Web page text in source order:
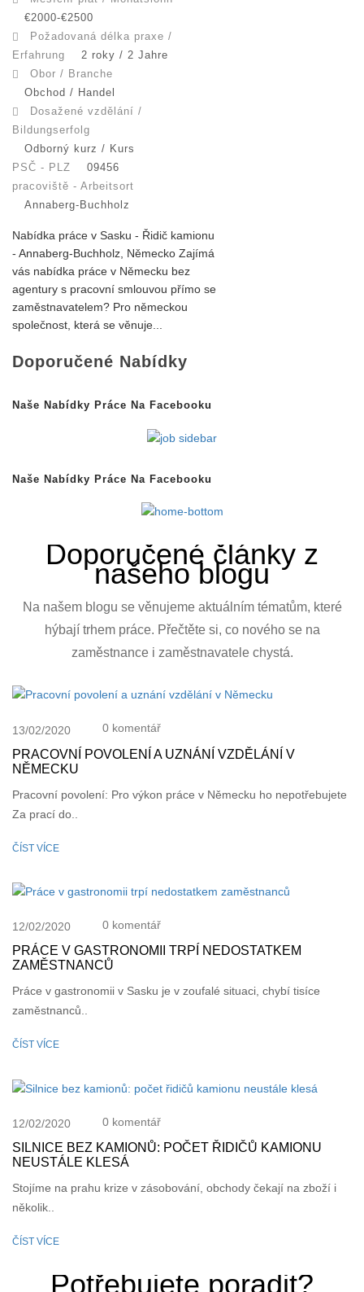
€2000-€2500
Požadovaná délka praxe /
Erfahrung
2 roky / 2 Jahre
Obor / Branche
Obchod / Handel
Dosažené vzdělání /
Bildungserfolg
Odborný kurz / Kurs
PSČ - PLZ
09456
pracoviště - Arbeitsort
Annaberg-Buchholz
Nabídka práce v Sasku - Řidič kamionu
- Annaberg-Buchholz, Německo Zajímá
vás nabídka práce v Německu bez
agentury s pracovní smlouvou přímo se
zaměstnavatelem? Pro německou
společnost, která se věnuje...
Doporučené Nabídky
Naše Nabídky Práce Na Facebooku
Naše Nabídky Práce Na Facebooku
Doporučené články z
našeho blogu
Na našem blogu se věnujeme aktuálním tématům, které
hýbají trhem práce. Přečtěte si, co nového se na
zaměstnance i zaměstnavatele chystá.
13/02/2020 0 komentář
PRACOVNÍ POVOLENÍ A UZNÁNÍ VZDĚLÁNÍ V
NĚMECKU
Pracovní povolení: Pro výkon práce v Německu ho nepotřebujete
Za prací do..
ČÍST VÍCE
12/02/2020 0 komentář
PRÁCE V GASTRONOMII TRPÍ NEDOSTATKEM
ZAMĚSTNANCŮ
Práce v gastronomii v Sasku je v zoufalé situaci, chybí tisíce
zaměstnanců..
ČÍST VÍCE
12/02/2020 0 komentář
SILNICE BEZ KAMIONŮ: POČET ŘIDIČŮ KAMIONU
NEUSTÁLE KLESÁ
Stojíme na prahu krize v zásobování, obchody čekají na zboží i
několik..
ČÍST VÍCE
Potřebujete poradit?